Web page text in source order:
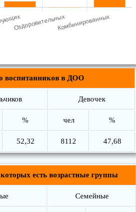
воспитанников в ДОО
Девочек
% чел %
52,32 8112 47,68
есть возрастные группы
Семейные